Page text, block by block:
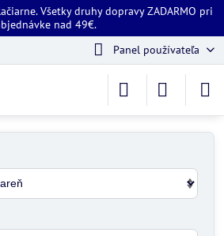
Všetky druhy dopravy ZADARMO pri
nad 49€.
Panel používateľa